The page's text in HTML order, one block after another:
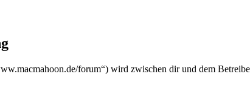
forum“) wird zwischen dir und dem